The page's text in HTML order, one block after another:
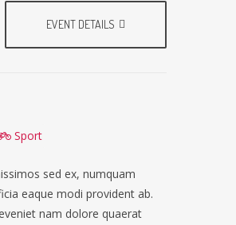
EVENT DETAILS
Sport
sed ex, numquam
eaque modi provident ab.
nam dolore quaerat